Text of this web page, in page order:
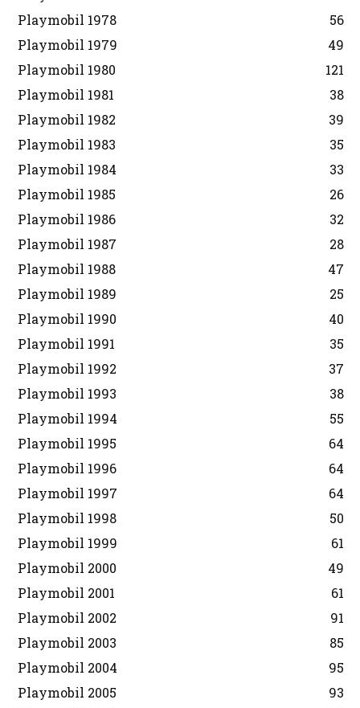
Playmobil 1978
56
Playmobil 1979
49
Playmobil 1980
121
Playmobil 1981
38
Playmobil 1982
39
Playmobil 1983
35
Playmobil 1984
33
Playmobil 1985
26
Playmobil 1986
32
Playmobil 1987
28
Playmobil 1988
47
Playmobil 1989
25
Playmobil 1990
40
Playmobil 1991
35
Playmobil 1992
37
Playmobil 1993
38
Playmobil 1994
55
Playmobil 1995
64
Playmobil 1996
64
Playmobil 1997
64
Playmobil 1998
50
Playmobil 1999
61
Playmobil 2000
49
Playmobil 2001
61
Playmobil 2002
91
Playmobil 2003
85
Playmobil 2004
95
Playmobil 2005
93